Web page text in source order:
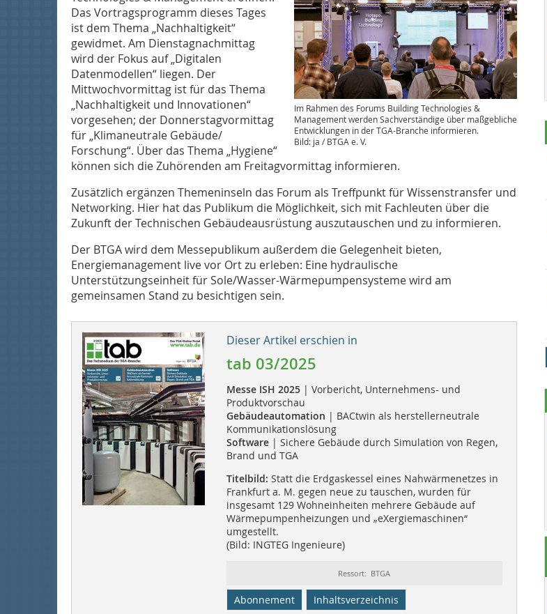
Im Rahmen des Forums Building Technologies &
Management werden Sachverständige über maßgebliche
Entwicklungen in der TGA-Branche informieren.
Bild: ja / BTGA e. V.
Das Vortragsprogramm dieses Tages
ist dem Thema „Nachhaltigkeit“
gewidmet. Am Dienstag­nachmittag
wird der Fokus auf „Digitalen
Datenmodellen“ liegen. Der
Mittwochvormittag ist für das Thema
„Nachhaltigkeit und Innovationen“
vorgesehen; der Donnerstagvormittag
für „Klimaneutrale Gebäude/
Forschung“. Über das Thema „Hygiene“
können sich die Zuhörenden am Freitagvormittag informieren.
Zusätzlich ergänzen Themeninseln das Forum als Treffpunkt für Wissenstransfer und
Networking. Hier hat das Publikum die Möglichkeit, sich mit Fachleuten über die
Zukunft der Technischen Gebäudeausrüstung auszutauschen und zu informieren.
Der BTGA wird dem Messepublikum außerdem die Gelegenheit bieten,
Energiemanagement live vor Ort zu erleben: Eine hydraulische
Unterstützungseinheit für Sole/Wasser-Wärmepumpensysteme wird am
gemeinsamen Stand zu besichtigen sein.
Dieser Artikel erschien in
tab 03/2025
Messe ISH 2025| Vorbericht, Unternehmens- und
Produktvorschau
Gebäudeautomation | BACtwin als herstellerneutrale
Kommunikationslösung
Software| Sichere Gebäude durch Simulation von Regen,
Brand und TGA
Titelbild: Statt die Erdgaskessel eines Nahwärmenetzes in
Frankfurt a. M. gegen neue zu tauschen, wurden für
insgesamt 129 Wohneinheiten mehrere Gebäude auf
Wärmepumpenheizungen und „eXergiemaschinen“
umgestellt.
(Bild: INGTEG Ingenieure)
Ressort: BTGA
Abonnement Inhaltsverzeichnis